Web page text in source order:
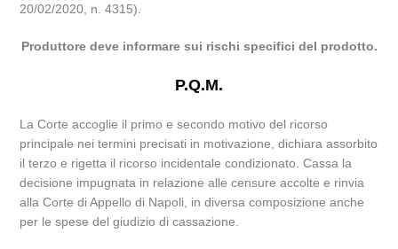
20/02/2020, n. 4315).
Produttore deve informare sui rischi specifici del prodotto.
P.Q.M.
La Corte accoglie il primo e secondo motivo del ricorso
principale nei termini precisati in motivazione, dichiara assorbito
il terzo e rigetta il ricorso incidentale condizionato. Cassa la
decisione impugnata in relazione alle censure accolte e rinvia
alla Corte di Appello di Napoli, in diversa composizione anche
per le spese del giudizio di cassazione.